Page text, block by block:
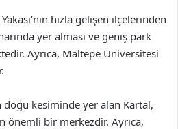
hızla gelişen ilçelerinden
yer alması ve geniş park
Ayrıca, Maltepe Üniversitesi
kesiminde yer alan Kartal,
önemli bir merkezdir. Ayrıca,